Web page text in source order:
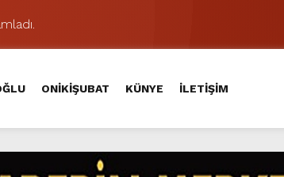
ONİKİŞUBAT KÜNYE İLETİŞİM